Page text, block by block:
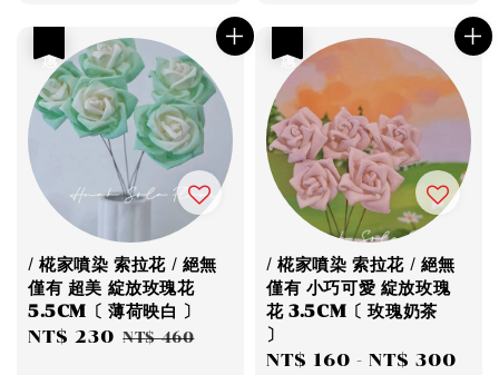
/ 椛家噴染 索拉花 / 絕無
僅有 超美 綻放玫瑰花
5.5CM〔 薄荷映白 〕
Sale
NT$ 230 Regular
NT$ 460
/ 椛家噴染 索拉花 / 絕無
僅有 小巧可愛 綻放玫瑰
花 3.5CM〔 玫瑰奶茶
〕
Sale
NT$ 160 -NT$ 300